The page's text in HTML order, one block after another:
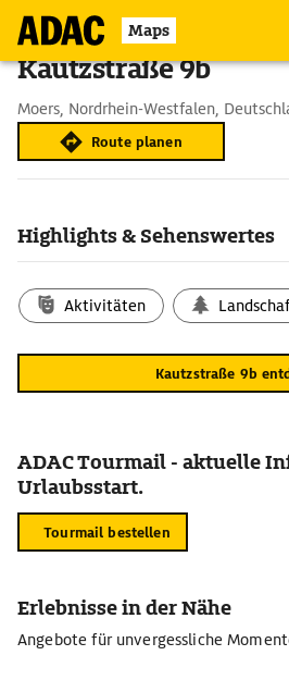
Maps
Kautzstraße 9b
Moers, Nordrhein-Westfalen,
Route planen
Highlights & Sehenswertes
Aktivitäten
Kautzstraße 9b
ADAC Tourmail - aktuelle
Urlaubsstart.
Tourmail bestellen
Erlebnisse in der Nähe
Angebote für unvergessliche